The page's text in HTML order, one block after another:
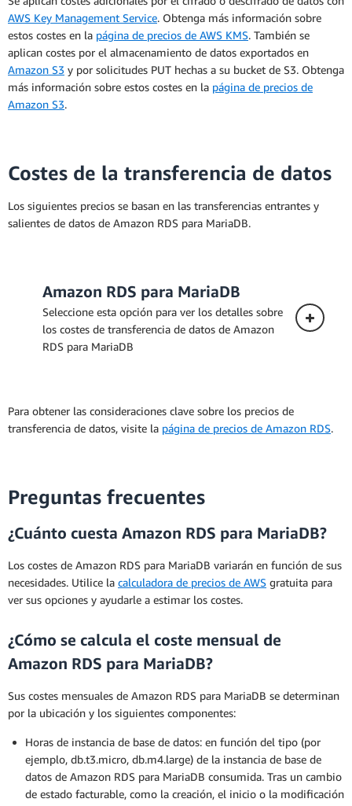
reservada
** El precio por hora real facilita calcular la
cantidad de dinero que ahorrará con una
instancia reservada en comparación con el
precio de una instancia bajo demanda.
reservada que seleccione,
ejecución. El precio por hora real muestra
el costo por hora amortizado de la
iniciales, y se extiende por cada hora del
plazo de la instancia reservada.
Despliegue Multi-AZ
AWS Key Management Service. Obtenga más información sobre
estos costes en la página de precios de AWS KMS. También se
aplican costes por el almacenamiento de datos exportados en
Amazon S3 y por solicitudes PUT hechas a su bucket de S3. Obtenga
más información sobre estos costes en la página de precios de
Amazon S3.
Costes de la transferencia de datos
Los siguientes precios se basan en las transferencias entrantes y
salientes de datos de Amazon RDS para MariaDB.
Amazon RDS para MariaDB
Seleccione esta opción para ver los detalles sobre
los costes de transferencia de datos de Amazon
RDS para MariaDB
Para obtener las consideraciones clave sobre los precios de
transferencia de datos, visite la página de precios de Amazon RDS.
Preguntas frecuentes
¿Cuánto cuesta Amazon RDS para MariaDB?
Los costes de Amazon RDS para MariaDB variarán en función de sus
necesidades. Utilice la calculadora de precios de AWS gratuita para
ver sus opciones y ayudarle a estimar los costes.
¿Cómo se calcula el coste mensual de
Amazon RDS para MariaDB?
Sus costes mensuales de Amazon RDS para MariaDB se determinan
por la ubicación y los siguientes componentes:
Horas de instancia de base de datos: en función del tipo (por
ejemplo, db.t3.micro, db.m4.large) de la instancia de base de
datos de Amazon RDS para MariaDB consumida. Tras un cambio
de estado facturable, como la creación, el inicio o la modificación